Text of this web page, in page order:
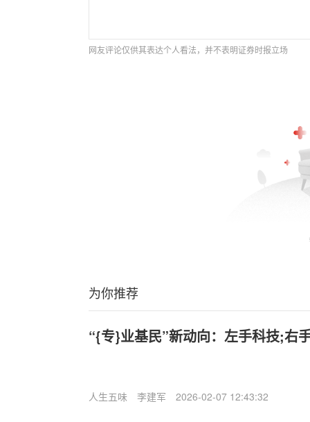
网友评论仅供其表达个人看法，并不表明证券时报立场
为你推荐
“{专}业基民”新动向：左手科技;右
人生五味 李建军 2026-02-07 12:43:32